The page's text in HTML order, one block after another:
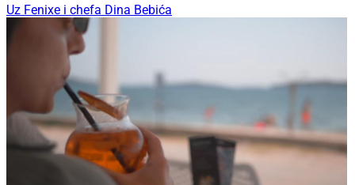
Uz Fenixe i chefa Dina Bebića